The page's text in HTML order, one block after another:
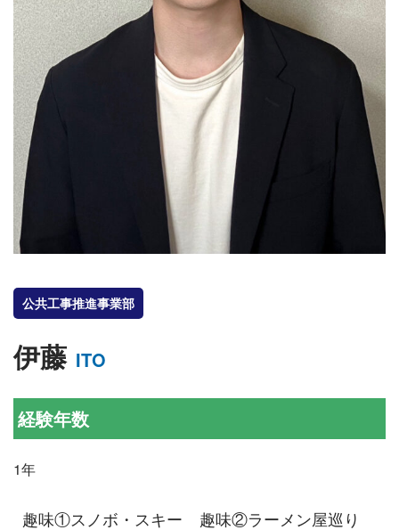
施工事例
リフォームQ&A
お問い合わせ
お電話でお気軽にお問い合わせください
082-291-9400
営業時間10：00～18：00（日祝除く）
まずはメールでご相談
公共工事推進事業部
伊藤 ITO
経験年数
1年
趣味①スノボ・スキー
趣味②ラーメン屋巡り